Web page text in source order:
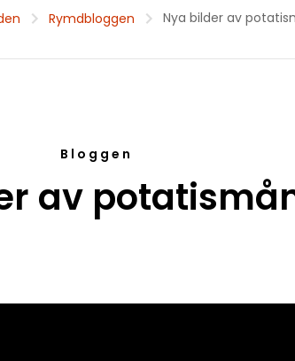
Rymdbloggen Nya bilder av
Bloggen
av